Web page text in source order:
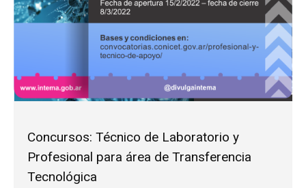
Concursos: Técnico de Laboratorio y
Profesional para área de Transferencia
Tecnológica